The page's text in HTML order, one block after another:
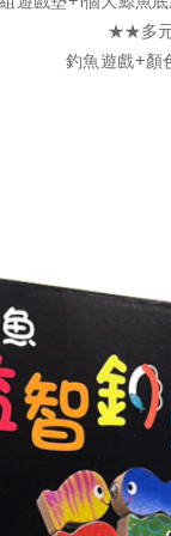
★★多元
釣魚遊戲+顏